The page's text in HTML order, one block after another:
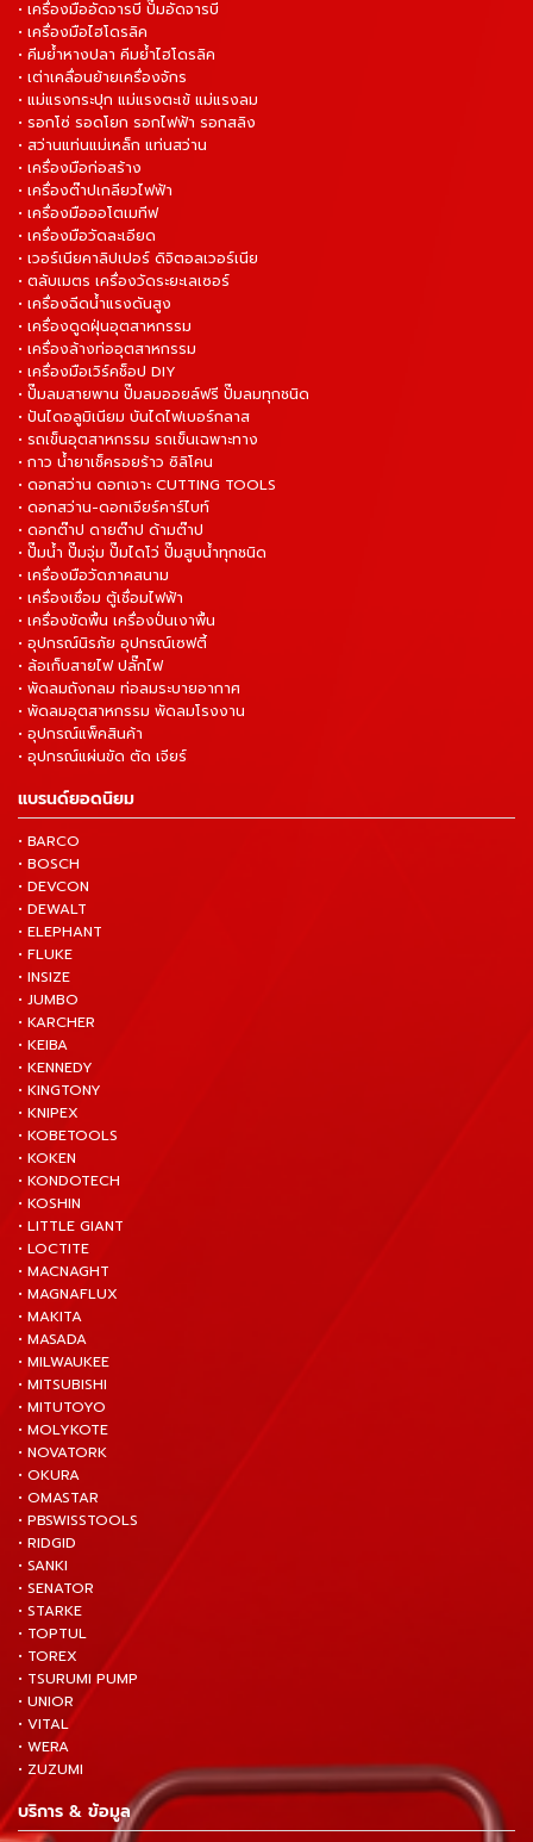
• เครื่องมืออัดจารบี ปั๊มอัดจารบี
• เครื่องมือไฮโดรลิค
• คีมย้ำหางปลา คีมย้ำไฮโดรลิค
• เต่าเคลื่อนย้ายเครื่องจักร
• แม่แรงกระปุก แม่แรงตะเข้ แม่แรงลม
• รอกโซ่ รอดโยก รอกไฟฟ้า รอกสลิง
• สว่านแท่นแม่เหล็ก แท่นสว่าน
• เครื่องมือก่อสร้าง
• เครื่องต๊าปเกลียวไฟฟ้า
• เครื่องมือออโตเมทีฟ
• เครื่องมือวัดละเอียด
• เวอร์เนียคาลิปเปอร์ ดิจิตอลเวอร์เนีย
• ตลับเมตร เครื่องวัดระยะเลเซอร์
• เครื่องฉีดน้ำแรงดันสูง
• เครื่องดูดฝุ่นอุตสาหกรรม
• เครื่องล้างท่ออุตสาหกรรม
• เครื่องมือเวิร์คช็อป DIY
• ปั๊มลมสายพาน ปั๊มลมออยล์ฟรี ปั๊มลมทุกชนิด
• ปันไดอลูมิเนียม บันไดไฟเบอร์กลาส
• รถเข็นอุตสาหกรรม รถเข็นเฉพาะทาง
• กาว น้ำยาเช็ครอยร้าว ซิลิโคน
• ดอกสว่าน ดอกเจาะ CUTTING TOOLS
• ดอกสว่าน-ดอกเจียร์คาร์ไบท์
• ดอกต๊าป ดายต๊าป ด้ามต๊าป
• ปั๊มน้ำ ปั๊มจุ่ม ปั๊มไดโว่ ปั๊มสูบน้ำทุกชนิด
• เครื่องมือวัดภาคสนาม
• เครื่องเชื่อม ตู้เชื่อมไฟฟ้า
• เครื่องขัดพื้น เครื่องปั่นเงาพื้น
• อุปกรณ์นิรภัย อุปกรณ์เซฟตี้
• ล้อเก็บสายไฟ ปลั๊กไฟ
• พัดลมถังกลม ท่อลมระบายอากาศ
• พัดลมอุตสาหกรรม พัดลมโรงงาน
• อุปกรณ์แพ็คสินค้า
• อุปกรณ์แผ่นขัด ตัด เจียร์
แบรนด์ยอดนิยม
• BARCO
• BOSCH
• DEVCON
• DEWALT
• ELEPHANT
• FLUKE
• INSIZE
• JUMBO
• KARCHER
• KEIBA
• KENNEDY
• KINGTONY
• KNIPEX
• KOBETOOLS
• KOKEN
• KONDOTECH
• KOSHIN
• LITTLE GIANT
• LOCTITE
• MACNAGHT
• MAGNAFLUX
• MAKITA
• MASADA
• MILWAUKEE
• MITSUBISHI
• MITUTOYO
• MOLYKOTE
• NOVATORK
• OKURA
• OMASTAR
• PBSWISSTOOLS
• RIDGID
• SANKI
• SENATOR
• STARKE
• TOPTUL
• TOREX
• TSURUMI PUMP
• UNIOR
• VITAL
• WERA
• ZUZUMI
บริการ & ข้อมูล